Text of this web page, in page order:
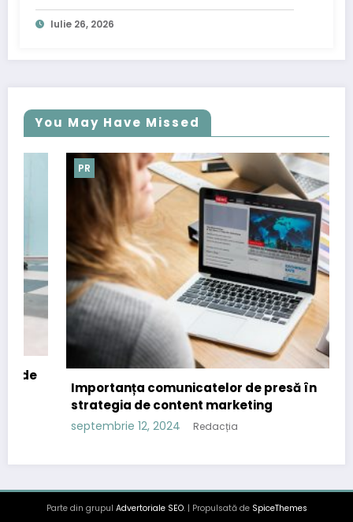
Iulie 26, 2026
You May Have Missed
Importanța comunicatelor de presă în
strategia de content marketing
septembrie 12, 2024 Redacția
Parte din grupul Advertoriale SEO. | Propulsată de SpiceThemes